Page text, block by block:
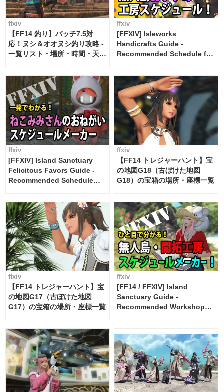
ffxiv
【FF14 釣り】パッチ7.5対
応！ヌシ＆オオヌシ釣り攻略 -
一覧リスト・場所・時間・天
ffxiv
[FFXIV] Isleworks
Handicrafts Guide -
Recommended Schedule for
ffxiv
[FFXIV] Island Sanctuary
Felicitous Favors Guide -
Recommended Schedule
ffxiv
【FF14 トレジャーハント】宝
の地図G18（古ぼけた地図
G18）の宝箱の場所・座標一覧
ffxiv
【FF14 トレジャーハント】宝
の地図G17（古ぼけた地図
G17）の宝箱の場所・座標一覧
ffxiv
[FF14 / FFXIV] Island
Sanctuary Guide -
Recommended Workshop